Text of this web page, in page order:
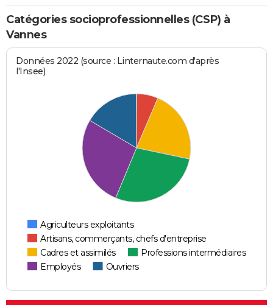
Catégories socioprofessionnelles (CSP) à
Vannes
Données 2022 (source : Linternaute.com d'après
l'Insee)
Agriculteurs exploitants
Artisans, commerçants, chefs d'entreprise
Cadres et assimilés
Professions intermédiaires
Employés
Ouvriers